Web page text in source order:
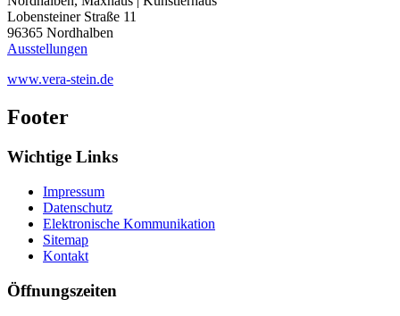
Lobensteiner Straße 11
96365 Nordhalben
Ausstellungen
www.vera-stein.de
Footer
Wichtige Links
Impressum
Datenschutz
Elektronische Kommunikation
Sitemap
Kontakt
Öffnungszeiten